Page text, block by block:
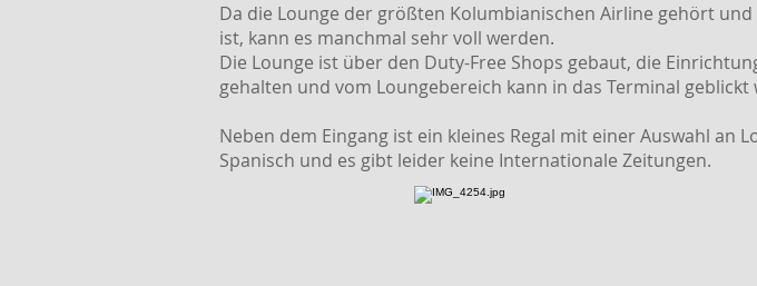
Da die Lounge der größten Kolumbianischen Airline gehört
ist, kann es manchmal sehr voll werden.
Die Lounge ist über den Duty-Free Shops gebaut, die
gehalten und vom Loungebereich kann in das Terminal geblickt
Neben dem Eingang ist ein kleines Regal mit einer Auswahl an
Spanisch und es gibt leider keine Internationale Zeitungen.